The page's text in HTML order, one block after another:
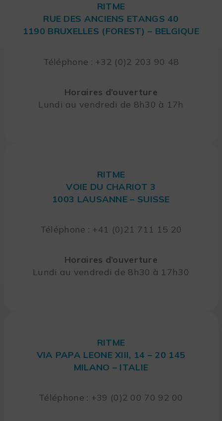
RITME
RUE DES ANCIENS ETANGS 40
1190 BRUXELLES (FOREST) – BELGIQUE
Téléphone : +32 (0)2 203 90 48
Horaires d’ouverture
Lundi au vendredi de 8h30 à 17h
RITME
VOIE DU CHARIOT 3
1003 LAUSANNE – SUISSE
Téléphone : +41 (0)21 711 15 20
Horaires d’ouverture
Lundi au vendredi de 8h30 à 17h30
RITME
VIA PAPA LEONE XIII, 14 – 20 145
MILANO – ITALIE
Téléphone : +39 (0)2 00 70 92 00